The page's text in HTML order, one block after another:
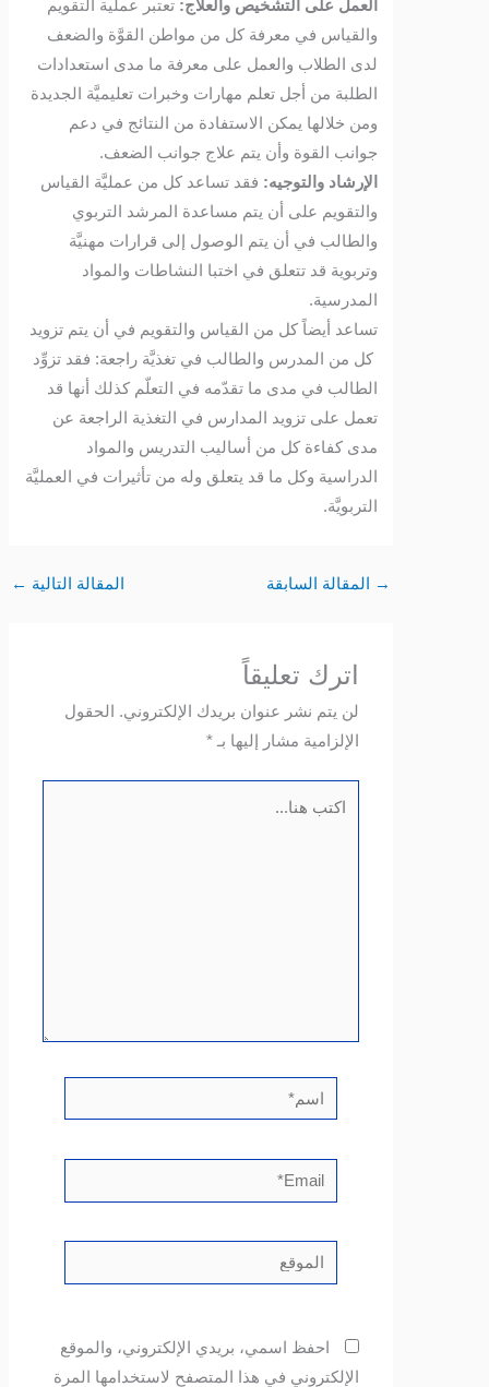
العمل على التشخيص والعلاج:تعتبر عملية التقويم
والقياس في معرفة كل من مواطن القوَّة والضعف
لدى الطلاب والعمل على معرفة ما مدى استعدادات
الطلبة من أجل تعلم مهارات وخبرات تعليميَّة الجديدة
ومن خلالها يمكن الاستفادة من النتائج في دعم
جوانب القوة وأن يتم علاج جوانب الضعف.
الإرشاد والتوجيه:فقد تساعد كل من عمليَّة القياس
والتقويم على أن يتم مساعدة المرشد التربوي
والطالب في أن يتم الوصول إلى قرارات مهنيَّة
وتربوية قد تتعلق في اختبا النشاطات والمواد
المدرسية.
تساعد أيضاً كل من القياس والتقويم في أن يتم تزويد
كل من المدرس والطالب في تغذيَّة راجعة: فقد تزوِّد
الطالب في مدى ما تقدّمه في التعلّم كذلك أنها قد
تعمل على تزويد المدارس في التغذية الراجعة عن
مدى كفاءة كل من أساليب التدريس والمواد
الدراسية وكل ما قد يتعلق وله من تأثيرات في العمليَّة
التربويَّة.
المقالة السابقة المقالة التالية←
اترك تعليقاً
لن يتم نشر عنوان بريدك الإلكتروني. الحقول
الإلزامية مشار إليها بـ*
احفظ اسمي، بريدي الإلكتروني، والموقع
الإلكتروني في هذا المتصفح لاستخدامها المرة